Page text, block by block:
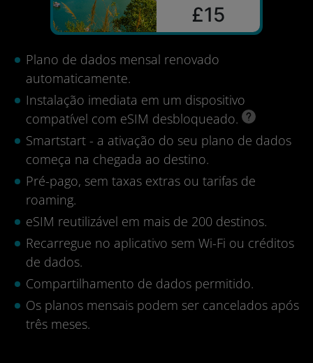
£15
Plano de dados mensal renovado
automaticamente.
Instalação imediata em um dispositivo
compatível com eSIM desbloqueado.
Smartstart - a ativação do seu plano de dados
começa na chegada ao destino.
Pré-pago, sem taxas extras ou tarifas de
roaming.
eSIM reutilizável em mais de 200 destinos.
Recarregue no aplicativo sem Wi-Fi ou créditos
de dados.
Compartilhamento de dados permitido.
Os planos mensais podem ser cancelados após
três meses.